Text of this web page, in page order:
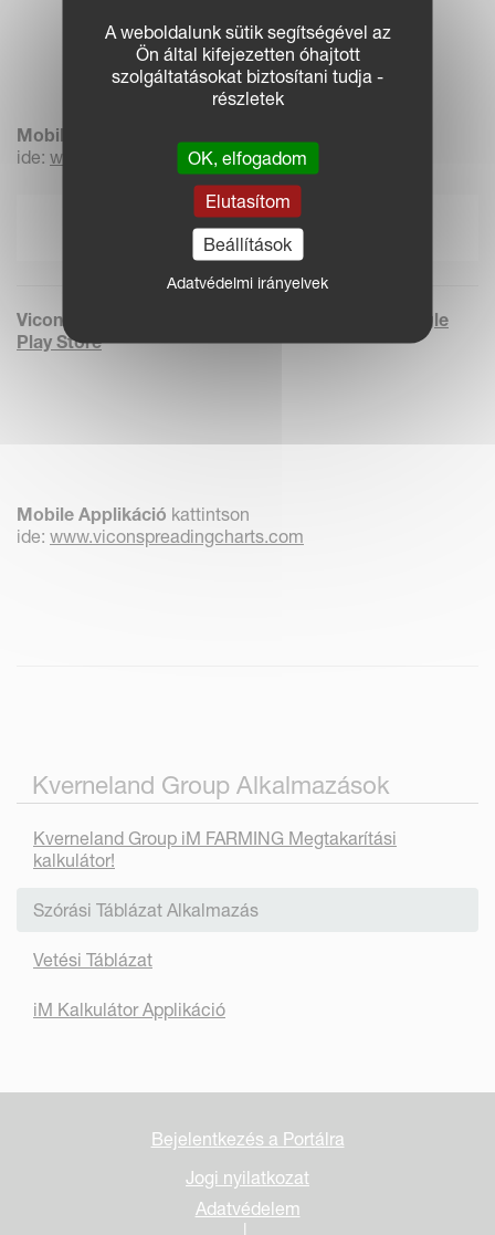
Mobile Applikáció
ide: www.kvernelandspreadingcharts.com
Vicon szórási táblázat:
Google
Play Store
Mobile Applikáció kattintson
ide: www.viconspreadingcharts.com
Kverneland Group Alkalmazások
Kverneland Group iM FARMING Megtakarítási
kalkulátor!
Szórási Táblázat Alkalmazás
Vetési Táblázat
iM Kalkulátor Applikáció
Bejelentkezés a Portálra
Jogi nyilatkozat
Adatvédelem
|
A weboldalunk sütik segítségével az
Ön által kifejezetten óhajtott
szolgáltatásokat biztosítani tudja -
részletek
OK, elfogadom
Elutasítom
Beállítások
Adatvédelmi irányelvek